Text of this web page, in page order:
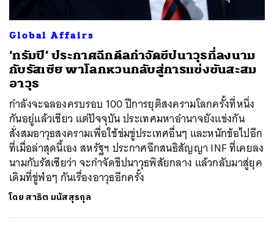
Global Affairs
‘ทรัมป์’ ประกาศฉีกดีลกำจัดขีปนาวุธที่ลงนาม
กับรัสเซีย พาโลกหวนกลับสู่การแข่งขันสะสม
อาวุธ
กำลังจะฉลองครบรอบ 100 ปีการยุติสงครามโลกครั้งที่หนึ่ง
กันอยู่แล้วเชียว แต่ปัจจุบัน ประเทศมหาอำนาจยังแข่งกัน
สั่งสมอาวุธสงครามเพื่อใช้ข่มขู่ประเทศอื่นๆ และหนักข้อไปอีก
ที่เมื่อล่าสุดนี้เอง สหรัฐฯ ประกาศฉีกสนธิสัญญา INF ที่เคยลง
นามกับรัสเซียว่า จะกำจัดขีปนาวุธพิสัยกลาง แล้วกลับมาสู่ยุค
เดิมที่ขู่ฟ่อๆ กันเรื่องอาวุธอีกครั้ง
โดย สาธิต มนัสสุรกุล
SHARE